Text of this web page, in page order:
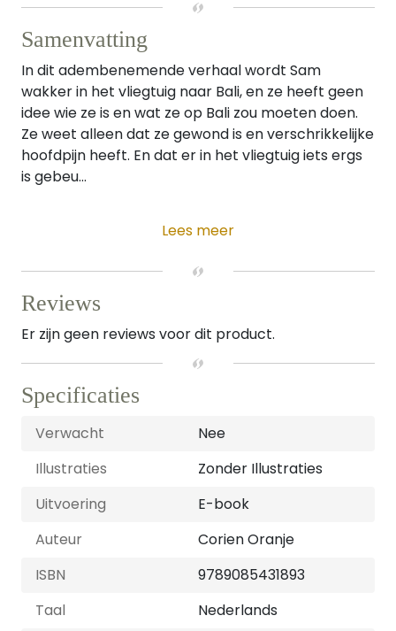
Samenvatting
In dit adembenemende verhaal wordt Sam
wakker in het vliegtuig naar Bali, en ze heeft geen
idee wie ze is en wat ze op Bali zou moeten doen.
Ze weet alleen dat ze gewond is en verschrikkelijke
hoofdpijn heeft. En dat er in het vliegtuig iets ergs
is gebeu...
Lees meer
Reviews
Er zijn geen reviews voor dit product.
Specificaties
Verwacht
Nee
Illustraties
Zonder Illustraties
Uitvoering
E-book
Auteur
Corien Oranje
ISBN
9789085431893
Taal
Nederlands